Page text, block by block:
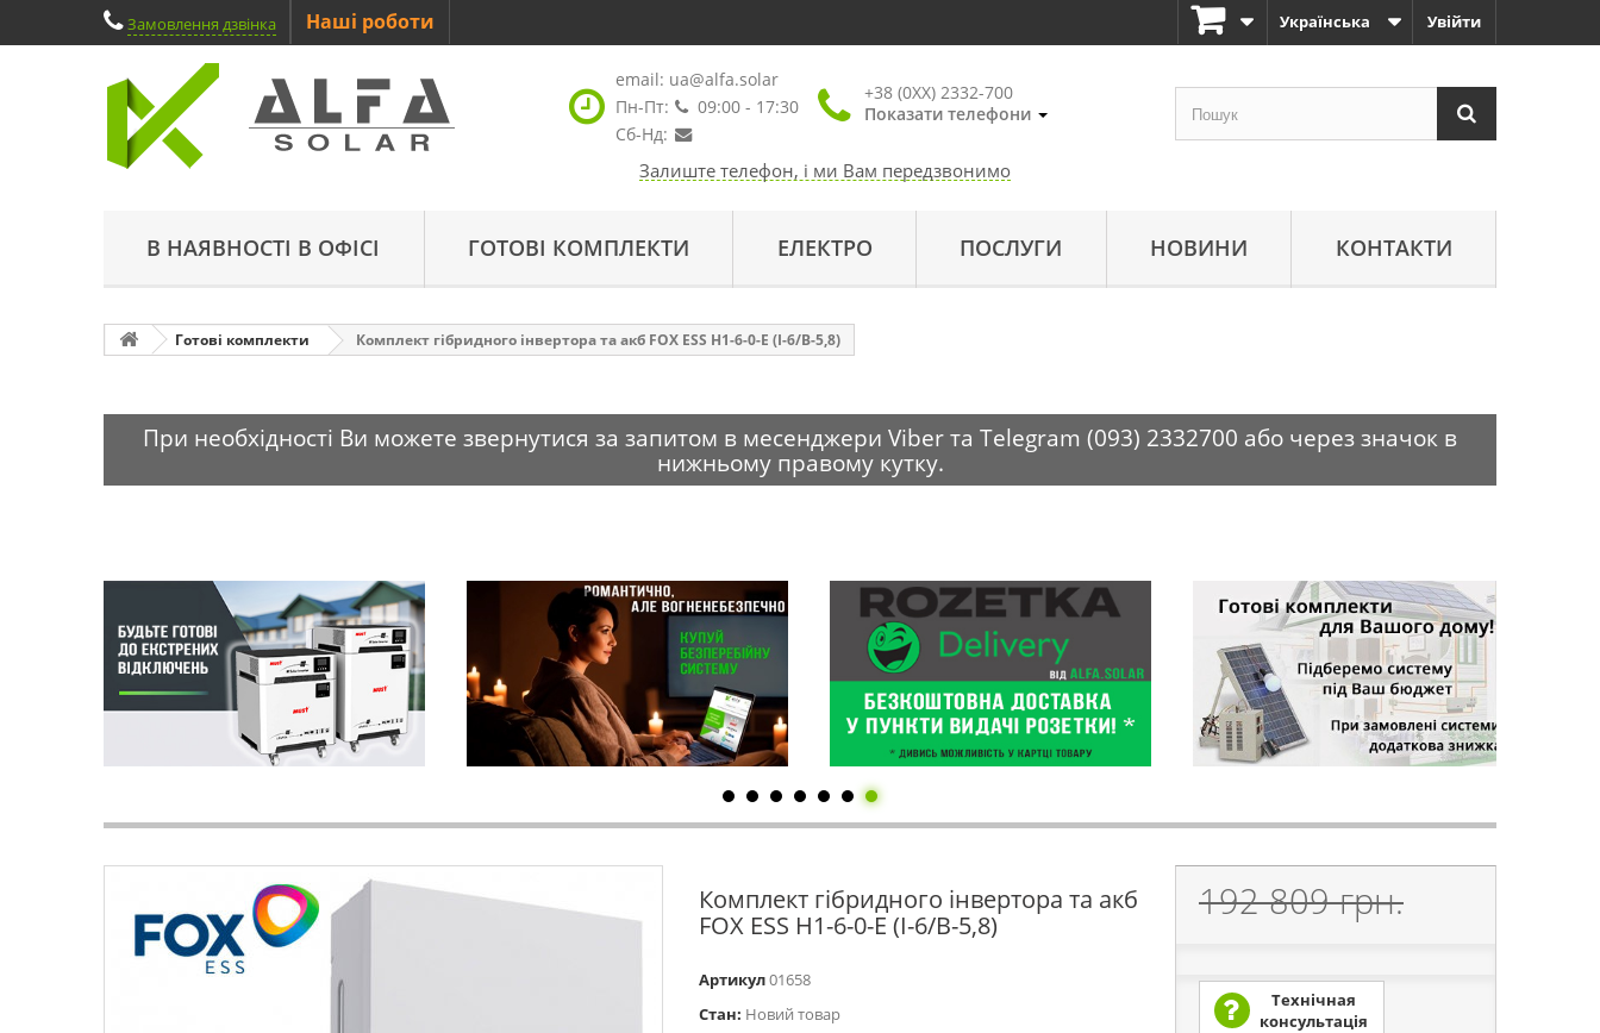
Увійти
Українська
Замовлення дзвінка Наші роботи
email: ua@alfa.solar
Пн-Пт:
09:00 - 17:30
Сб-Нд:
+38 (0XX) 2332-700
Показати телефони
Залиште телефон, і ми Вам передзвонимо
В НАЯВНОСТІ В ОФІСІ ГОТОВІ КОМПЛЕКТИ ЕЛЕКТРО ПОСЛУГИ НОВИНИ КОНТАКТИ
Готові комплекти Комплект гібридного інвертора та акб FOX ESS H1-6-0-E (I-6/B-5,8)
При необхідності Ви можете звернутися за запитом в месенджери Viber та Telegram (093) 2332700 або через значок в
нижньому правому кутку.
Комплект гібридного інвертора та акб
FOX ESS H1-6-0-E (I-6/B-5,8)
Артикул01658
Стан: Новий товар
192 809 грн.
Технічная
консультація